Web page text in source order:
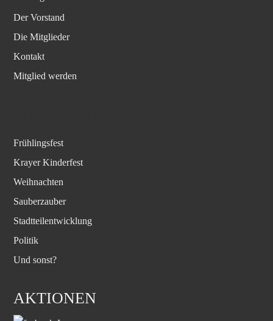
Der Vorstand
Die Mitglieder
Kontakt
Mitglied werden
Frühlingsfest
Krayer Kinderfest
Weihnachten
Sauberzauber
Stadtteilentwicklung
Politik
Und sonst?
AKTIONEN